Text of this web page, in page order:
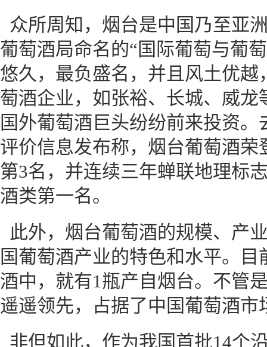
众所周知，烟台是中国乃至亚
葡萄酒局命名的“国际葡萄与葡
悠久，最负盛名，并且风土优
萄酒企业，如张裕、长城、威
国外葡萄酒巨头纷纷前来投资
评价信息发布称，烟台葡萄酒
第3名，并连续三年蝉联地理标
酒类第一名。
此外，烟台葡萄酒的规模、产
国葡萄酒产业的特色和水平。
酒中，就有1瓶产自烟台。不管
遥遥领先，占据了中国葡萄酒市
非但如此，作为我国首批14个